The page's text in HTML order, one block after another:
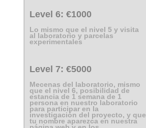
Level 6: €1000
Lo mismo que el nivel 5 y visita
al laboratorio y parcelas
experimentales
Level 7: €5000
Mecenas del laboratorio, mismo
que el nivel 6, posibilidad de
estancia de 1 semana de 1
persona en nuestro laboratorio
para participar en la
investigación del proyecto, y que
tu nombre aparezca en nuestra